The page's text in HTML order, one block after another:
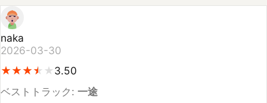
naka
2026-03-30
★
★★
★★
★